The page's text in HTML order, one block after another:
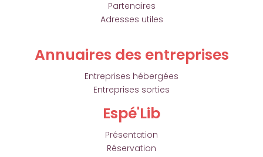
Partenaires
Adresses utiles
Annuaires des entreprises
Entreprises hébergées
Entreprises sorties
Espé'Lib
Présentation
Réservation